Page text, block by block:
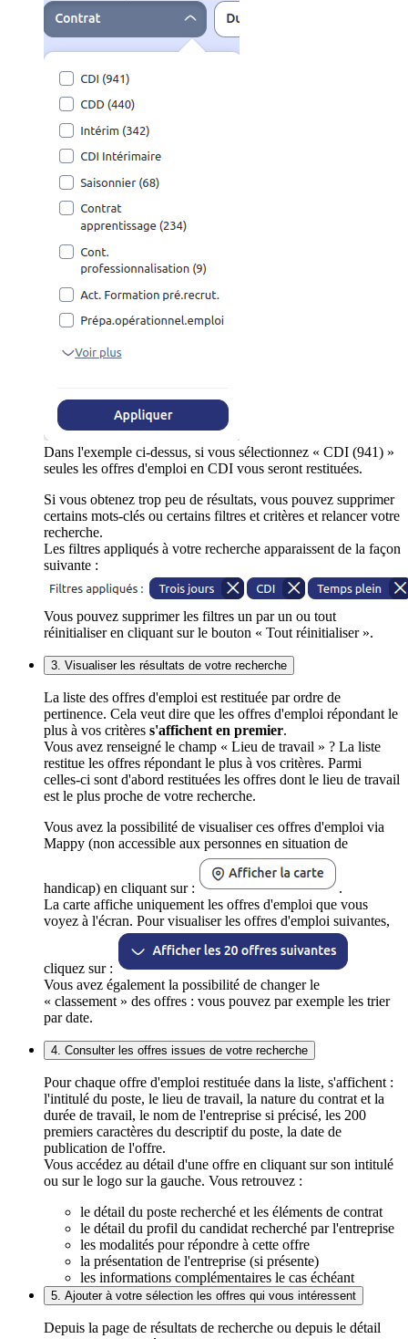
Dans l'exemple ci-dessus, si vous sélectionnez « CDI (941) »
seules les offres d'emploi en CDI vous seront restituées.
Si vous obtenez trop peu de résultats, vous pouvez supprimer
certains mots-clés ou certains filtres et critères et relancer votre
recherche.
Les filtres appliqués à votre recherche apparaissent de la façon
suivante :
Vous pouvez supprimer les filtres un par un ou tout
réinitialiser en cliquant sur le bouton « Tout réinitialiser ».
3. Visualiser les résultats de votre recherche
La liste des offres d'emploi est restituée par ordre de
pertinence. Cela veut dire que les offres d'emploi répondant le
plus à vos critères s'affichent en premier.
Vous avez renseigné le champ « Lieu de travail » ? La liste
restitue les offres répondant le plus à vos critères. Parmi
celles-ci sont d'abord restituées les offres dont le lieu de travail
est le plus proche de votre recherche.
Vous avez la possibilité de visualiser ces offres d'emploi via
Mappy (non accessible aux personnes en situation de
handicap) en cliquant sur :
.
La carte affiche uniquement les offres d'emploi que vous
voyez à l'écran. Pour visualiser les offres d'emploi suivantes,
cliquez sur :
Vous avez également la possibilité de changer le
« classement » des offres : vous pouvez par exemple les trier
par date.
4. Consulter les offres issues de votre recherche
Pour chaque offre d'emploi restituée dans la liste, s'affichent :
l'intitulé du poste, le lieu de travail, la nature du contrat et la
durée de travail, le nom de l'entreprise si précisé, les 200
premiers caractères du descriptif du poste, la date de
publication de l'offre.
Vous accédez au détail d'une offre en cliquant sur son intitulé
ou sur le logo sur la gauche. Vous retrouvez :
le détail du poste recherché et les éléments de contrat
le détail du profil du candidat recherché par l'entreprise
les modalités pour répondre à cette offre
la présentation de l'entreprise (si présente)
les informations complémentaires le cas échéant
5. Ajouter à votre sélection les offres qui vous intéressent
Depuis la page de résultats de recherche ou depuis le détail